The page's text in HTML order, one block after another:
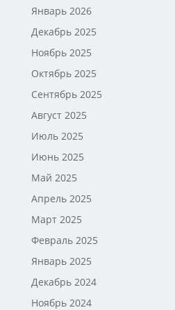
Январь 2026
Декабрь 2025
Ноябрь 2025
Октябрь 2025
Сентябрь 2025
Август 2025
Июль 2025
Июнь 2025
Май 2025
Апрель 2025
Март 2025
Февраль 2025
Январь 2025
Декабрь 2024
Ноябрь 2024